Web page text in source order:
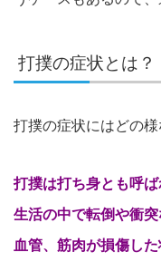
打撲の症状とは？
打撲の症状にはどの様
打撲は打ち身とも呼
生活の中で転倒や衝
血管、筋肉が損傷し